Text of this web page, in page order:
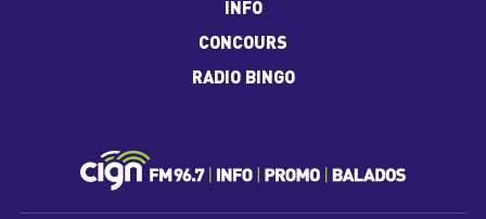
INFO
CONCOURS
RADIO BINGO